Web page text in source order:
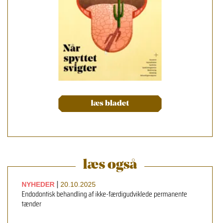
læs bladet
læs også
NYHEDER 20.10.2025
Endodontisk behandling af ikke-færdigudviklede permanente
tænder